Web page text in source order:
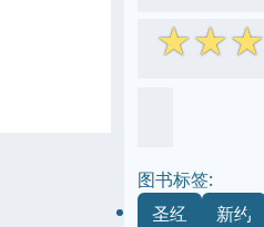
☆☆☆
图书标签:
圣经
新约